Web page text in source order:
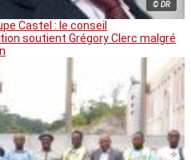
© DR
Castel : le conseil
soutient Grégory Clerc malgré